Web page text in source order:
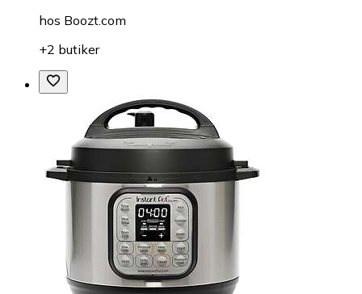
hos Boozt.com
+2 butiker